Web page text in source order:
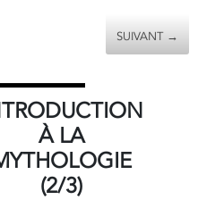
SUIVANT →
À LA
(2/3)